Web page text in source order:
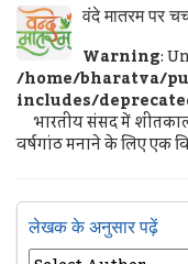
वंदे मातरम पर
Warning:
/home/bharatva/
includes/
भारतीय संसद में
वर्षगांठ मनाने के लिए एक
लेखक के अनुसार पढ़ें